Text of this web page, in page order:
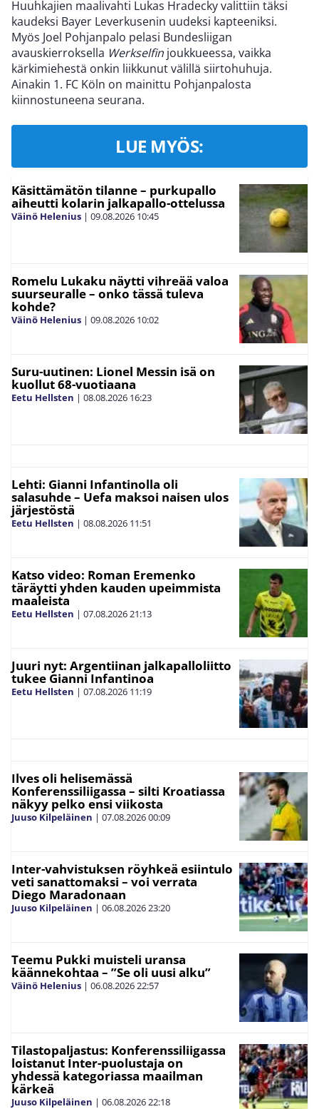
Huuhkajien maalivahti Lukas Hradecky valittiin täksi
kaudeksi Bayer Leverkusenin uudeksi kapteeniksi.
Myös Joel Pohjanpalo pelasi Bundesliigan
avauskierroksella Werkselfin joukkueessa, vaikka
kärkimiehestä onkin liikkunut välillä siirtohuhuja.
Ainakin 1. FC Köln on mainittu Pohjanpalosta
kiinnostuneena seurana.
LUE MYÖS:
Käsittämätön tilanne – purkupallo
aiheutti kolarin jalkapallo-ottelussa
Väinö Helenius | 09.08.2026 10:45
Romelu Lukaku näytti vihreää valoa
suurseuralle – onko tässä tuleva
kohde?
Väinö Helenius | 09.08.2026 10:02
Suru-uutinen: Lionel Messin isä on
kuollut 68-vuotiaana
Eetu Hellsten | 08.08.2026 16:23
Lehti: Gianni Infantinolla oli
salasuhde – Uefa maksoi naisen ulos
järjestöstä
Eetu Hellsten | 08.08.2026 11:51
Katso video: Roman Eremenko
täräytti yhden kauden upeimmista
maaleista
Eetu Hellsten | 07.08.202621:13
Juuri nyt: Argentiinan jalkapalloliitto
tukee Gianni Infantinoa
Eetu Hellsten | 07.08.2026 11:19
Ilves oli helisemässä
Konferenssiliigassa – silti Kroatiassa
näkyy pelko ensi viikosta
Juuso Kilpeläinen | 07.08.202600:09
Inter-vahvistuksen röyhkeä esiintulo
veti sanattomaksi – voi verrata
Diego Maradonaan
Juuso Kilpeläinen | 06.08.202623:20
Teemu Pukki muisteli uransa
käännekohtaa – ”Se oli uusi alku”
Väinö Helenius | 06.08.202622:57
Tilastopaljastus: Konferenssiliigassa
loistanut Inter-puolustaja on
yhdessä kategoriassa maailman
kärkeä
Juuso Kilpeläinen | 06.08.202622:18